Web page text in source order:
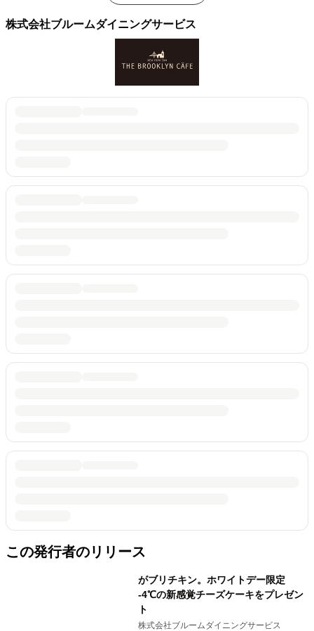
株式会社ブルームダイニングサービス
この発行者のリリース
がブリチキン。ホワイトデー限定
-4℃の新感覚チーズケーキをプレゼン
ト
株式会社ブルームダイニングサービス